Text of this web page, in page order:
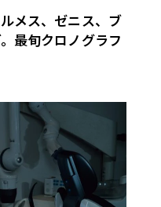
メス、ゼニス、ブ
最旬クロノグラフ